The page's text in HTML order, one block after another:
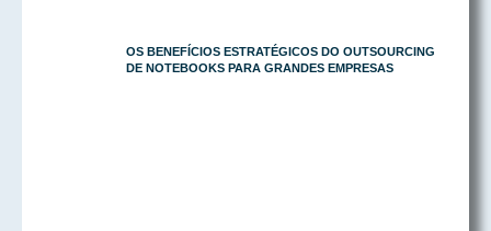
OS BENEFÍCIOS ESTRATÉGICOS DO OUTSOURCING
DE NOTEBOOKS PARA GRANDES EMPRESAS